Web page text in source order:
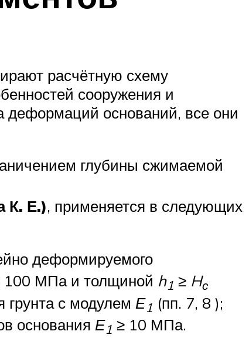
расчётную схему
сооружения и
деформаций оснований, все они
глубины сжимаемой
К. Е.), применяется в следующих
деформируемого
100 МПа и толщиной h1 ≥ Hс
с модулем Е1 (пп. 7, 8 );
основания Е1 ≥ 10 МПа.